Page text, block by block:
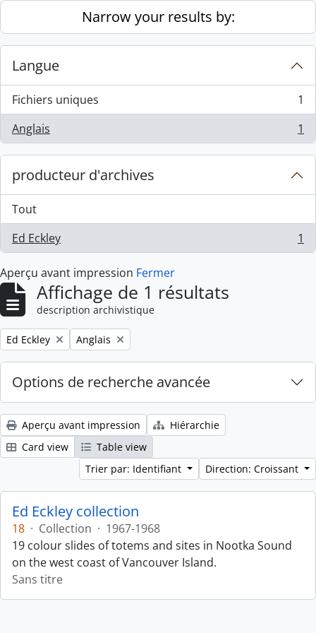
Skip to main contentNarrow your results by:
Langue
Fichiers uniques
, 1 résultats
1
Anglais
, 1 résultats 1
producteur d'archives
Tout
Ed Eckley
, 1 résultats 1
Aperçu avant impression Fermer
Affichage de 1 résultats
description archivistique
Remove filter:
Ed Eckley Remove filter:
Anglais
Options de recherche avancée
Aperçu avant impression
Hiérarchie
Card view
Table view
Trier par: Identifiant
Direction: Croissant
Ed Eckley collection
18 · Collection · 1967-1968
19 colour slides of totems and sites in Nootka Sound
on the west coast of Vancouver Island.
Sans titre